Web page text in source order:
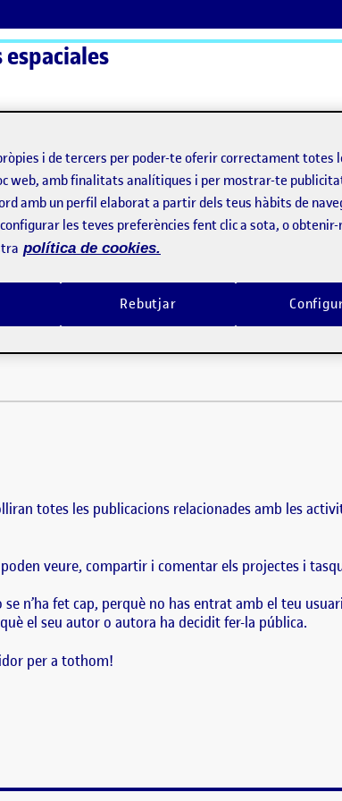
a l’Àgora. Et trobes a l’Àgora de l’assignatura.
totes les publicacions relacionades amb les
veure, compartir i comentar els projectes i
n’ha fet cap, perquè no has entrat amb el teu
el seu autor o autora ha decidit fer-la pública.
per a tothom!
i de tercers per poder-te oferir correctament totes
web, amb finalitats analítiques i per mostrar-te
amb un perfil elaborat a partir dels teus hàbits de
les teves preferències fent clic a sota, o obtenir-
política de cookies.
Rebutjar